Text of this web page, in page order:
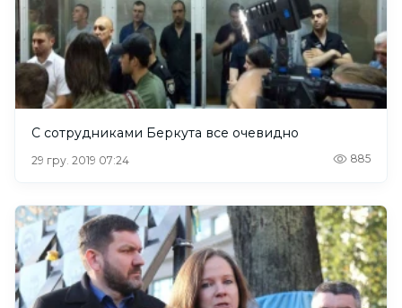
С сотрудниками Беркута все очевидно
29 гру. 2019 07:24 885